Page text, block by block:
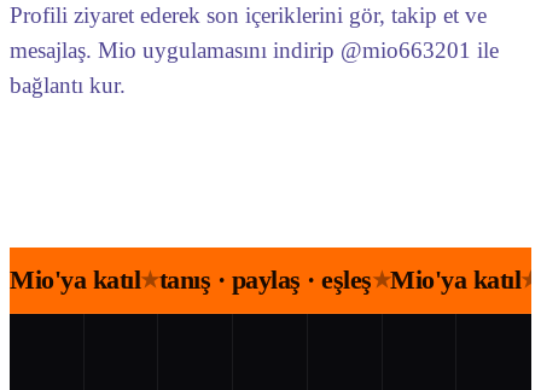
Profili ziyaret ederek son içeriklerini gör, takip et ve
mesajlaş. Mio uygulamasını indirip @mio663201 ile
bağlantı kur.
Mio'ya katıl★tanış · paylaş · eşleş★Mio'ya katıl★